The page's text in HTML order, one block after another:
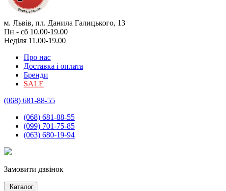
м. Львів, пл. Данила Галицького, 13
Пн - сб 10.00-19.00
Неділя 11.00-19.00
Про нас
Доставка і оплата
Бренди
SALE
(068) 681-88-55
(068) 681-88-55
(099) 701-75-85
(063) 680-19-94
Замовити дзвінок
Каталог